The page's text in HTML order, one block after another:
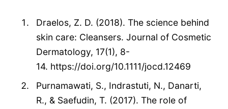
Draelos, Z. D. (2018). The science behind
skin care: Cleansers. Journal of Cosmetic
Dermatology, 17(1), 8-
14. https://doi.org/10.1111/jocd.12469
Purnamawati, S., Indrastuti, N., Danarti,
R., & Saefudin, T. (2017). The role of